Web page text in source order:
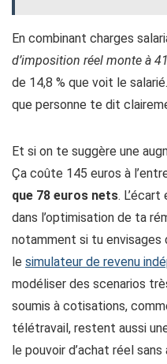
En combinant charges
d’imposition réel monte à
de 14,8 % que voit le
que personne te dit
Et si on te suggère une
Ça coûte 145 euros à
que 78 euros nets.
dans l’optimisation de ta
notamment si tu
le simulateur de revenu
modéliser des scenarios
soumis à cotisations,
télétravail, restent aussi
le pouvoir d’achat réel